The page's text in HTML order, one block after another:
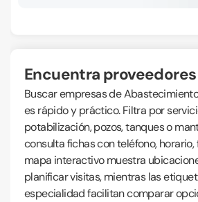
Encuentra
Buscar empresas de
es rápido y práctico. Filtra por
potabilización, pozos, tanques o
consulta fichas con teléfono, horario,
mapa interactivo muestra
planificar visitas, mientras las
especialidad facilitan comparar